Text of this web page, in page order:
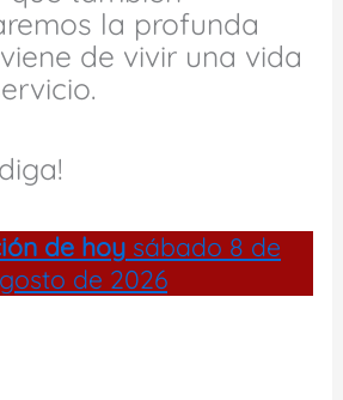
la profunda
de vivir una vida
de hoy sábado 8 de
de 2026